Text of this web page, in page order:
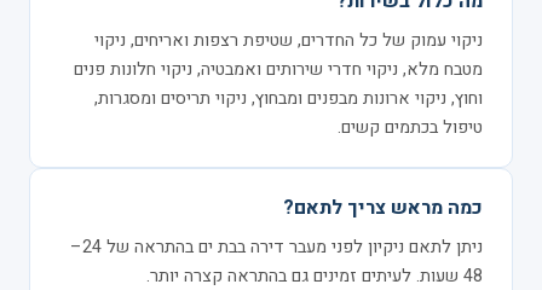
ניקוי עמוק של כל החדרים, שטיפת רצפות ואריחים, ניקוי
מטבח מלא, ניקוי חדרי שירותים ואמבטיה, ניקוי חלונות פנים
וחוץ, ניקוי ארונות מבפנים ומבחוץ, ניקוי תריסים ומסגרות,
טיפול בכתמים קשים.
כמה מראש צריך לתאם?
ניתן לתאם ניקיון לפני מעבר דירה בבת ים בהתראה של 24–
48 שעות. לעיתים זמינים גם בהתראה קצרה יותר.